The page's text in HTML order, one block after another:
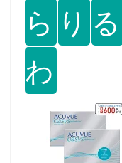
ら り る
わ